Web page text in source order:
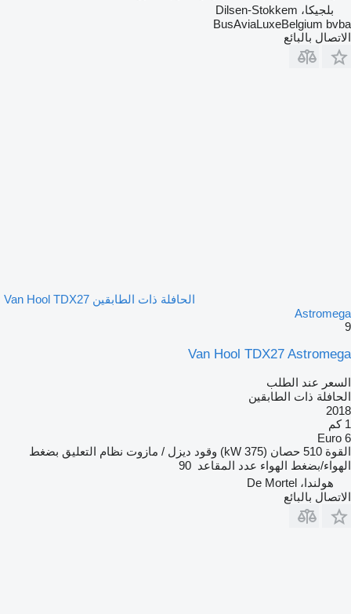
بلجيكا، Dilsen-Stokkem
BusAviaLuxeBelgium bvba
الاتصال بالبائع
الحافلة ذات الطابقين Van Hool TDX27
Astromega
9
Van Hool TDX27 Astromega
السعر عند الطلب
الحافلة ذات الطابقين
2018
1 كم
Euro 6
القوة 510 حصان (375 kW) وقود ديزل / مازوت نظام التعليق بضغط
الهواء/بضغط الهواء عدد المقاعد 90
هولندا، De Mortel
الاتصال بالبائع